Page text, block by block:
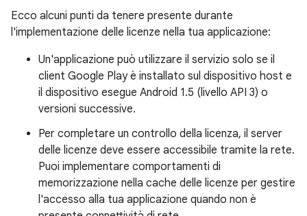
Ecco alcuni punti da tenere presente durante
l'implementazione delle licenze nella tua applicazione:
Un'applicazione può utilizzare il servizio solo se il
client Google Play è installato sul dispositivo host e
il dispositivo esegue Android 1.5 (livello API 3) o
versioni successive.
Per completare un controllo della licenza, il server
delle licenze deve essere accessibile tramite la rete.
Puoi implementare comportamenti di
memorizzazione nella cache delle licenze per gestire
l'accesso alla tua applicazione quando non è